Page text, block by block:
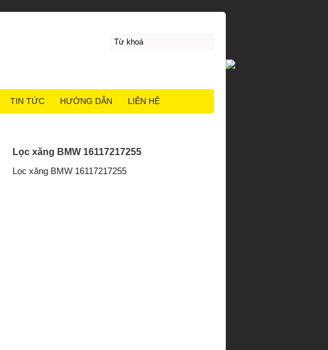
Lọc xăng BMW 16117217255
Lọc xăng BMW 16117217255
TIN TỨC HƯỚNG DẪN LIÊN HỆ